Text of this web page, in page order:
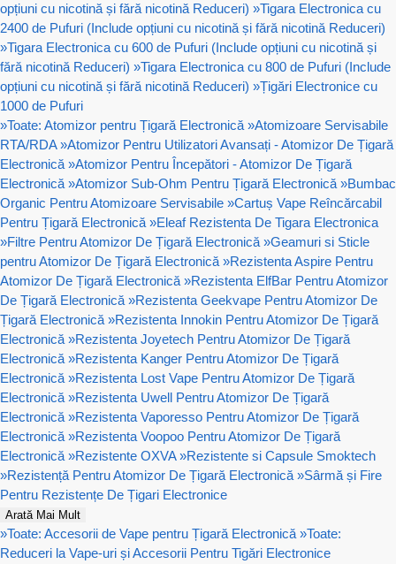
opțiuni cu nicotină și fără nicotină Reduceri) »Tigara Electronica cu
2400 de Pufuri (Include opțiuni cu nicotină și fără nicotină Reduceri)
»Tigara Electronica cu 600 de Pufuri (Include opțiuni cu nicotină și
fără nicotină Reduceri) »Tigara Electronica cu 800 de Pufuri (Include
opțiuni cu nicotină și fără nicotină Reduceri) »Țigări Electronice cu
1000 de Pufuri
»Toate: Atomizor pentru Țigară Electronică »Atomizoare Servisabile
RTA/RDA »Atomizor Pentru Utilizatori Avansați - Atomizor De Țigară
Electronică »Atomizor Pentru Începători - Atomizor De Țigară
Electronică »Atomizor Sub-Ohm Pentru Țigară Electronică »Bumbac
Organic Pentru Atomizoare Servisabile »Cartuș Vape Reîncărcabil
Pentru Țigară Electronică »Eleaf Rezistenta De Tigara Electronica
»Filtre Pentru Atomizor De Țigară Electronică »Geamuri si Sticle
pentru Atomizor De Țigară Electronică »Rezistenta Aspire Pentru
Atomizor De Țigară Electronică »Rezistenta ElfBar Pentru Atomizor
De Țigară Electronică »Rezistenta Geekvape Pentru Atomizor De
Țigară Electronică »Rezistenta Innokin Pentru Atomizor De Țigară
Electronică »Rezistenta Joyetech Pentru Atomizor De Țigară
Electronică »Rezistenta Kanger Pentru Atomizor De Țigară
Electronică »Rezistenta Lost Vape Pentru Atomizor De Țigară
Electronică »Rezistenta Uwell Pentru Atomizor De Țigară
Electronică »Rezistenta Vaporesso Pentru Atomizor De Țigară
Electronică »Rezistenta Voopoo Pentru Atomizor De Țigară
Electronică »Rezistente OXVA »Rezistente si Capsule Smoktech
»Rezistență Pentru Atomizor De Țigară Electronică »Sârmă și Fire
Pentru Rezistențe De Țigari Electronice
Arată Mai Mult
»Toate: Accesorii de Vape pentru Țigară Electronică »Toate:
Reduceri la Vape-uri și Accesorii Pentru Tigări Electronice